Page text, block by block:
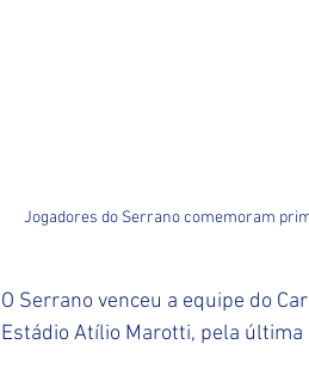
Jogadores do Serrano comemoram
O Serrano venceu a equipe do
Estádio Atílio Marotti, pela última